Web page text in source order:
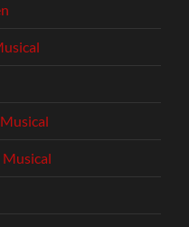
Musical